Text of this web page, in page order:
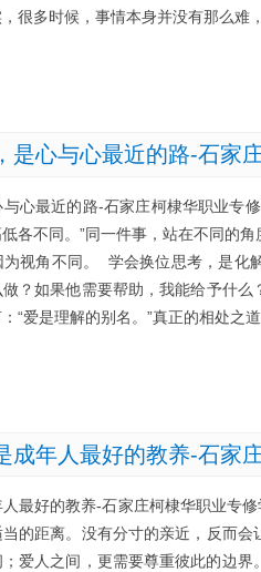
很多时候，事情本身并没有那么
是心与心最近的路-石家
心最近的路-石家庄柯棣华职业专
各不同。”同一件事，站在不同的
为视角不同。 学会换位思考，是化
？如果他需要帮助，我能给予什
“爱是理解的别名。”真正的相处之
成年人最好的教养-石家
最好的教养-石家庄柯棣华职业专
的距离。没有分寸的亲近，反而
爱人之间，更需要尊重彼此的边